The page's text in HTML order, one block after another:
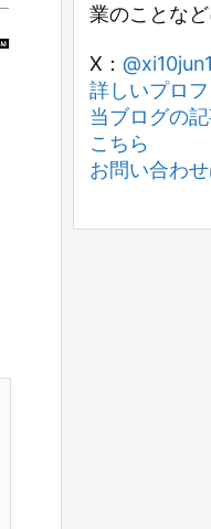
業のことな
X： @xi10jun1
詳しいプロ
当ブログの
こちら
お問い合わ